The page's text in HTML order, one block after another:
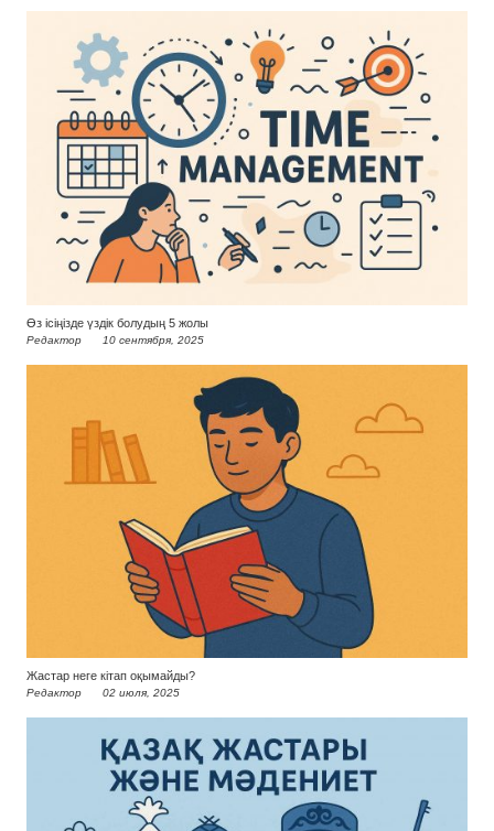
Өз ісіңізде үздік болудың 5 жолы
Редактор 10 сентября, 2025
Жастар неге кітап оқымайды?
Редактор 02 июля, 2025